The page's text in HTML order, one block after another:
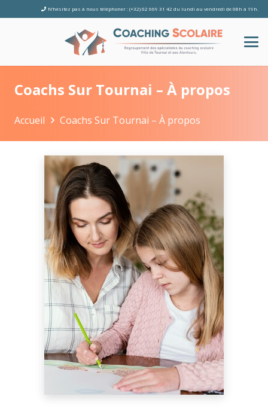
N’hésitez pas à nous téléphoner : (+32) 02 669 31 42 du lundi au vendredi de 08h à 19h.
Coachs Sur Tournai – À propos
Accueil Coachs Sur Tournai – À propos